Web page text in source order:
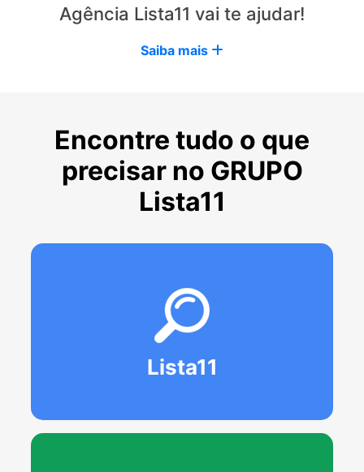
Agência Lista11 vai te ajudar!
Saiba mais
Encontre tudo o que
precisar no GRUPO
Lista11
Lista11